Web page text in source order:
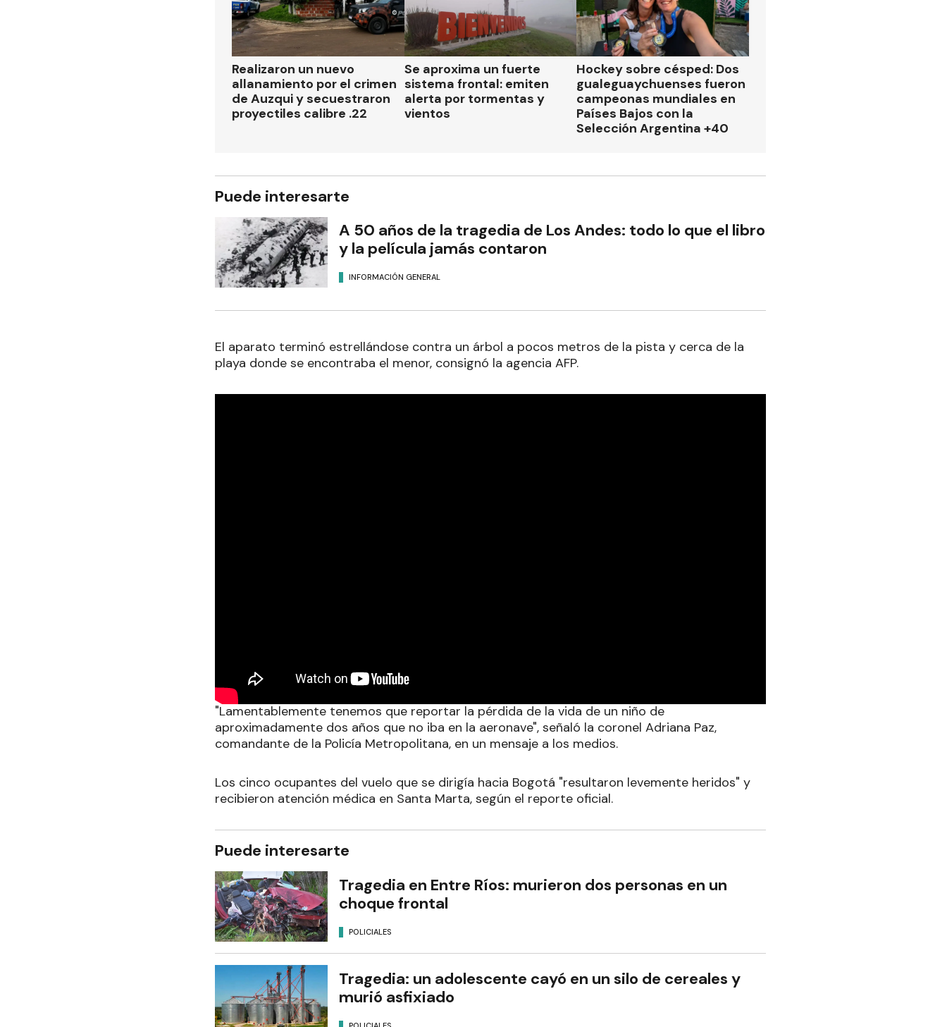
Realizaron un nuevo
allanamiento por el crimen
de Auzqui y secuestraron
proyectiles calibre .22
Se aproxima un fuerte
sistema frontal: emiten
alerta por tormentas y
vientos
Hockey sobre césped: Dos
gualeguaychuenses fueron
campeonas mundiales en
Países Bajos con la
Selección Argentina +40
Puede interesarte
A 50 años de la tragedia de Los Andes: todo lo que el libro
y la película jamás contaron
INFORMACIÓN GENERAL
El aparato terminó estrellándose contra un árbol a pocos metros de la pista y cerca de la
playa donde se encontraba el menor, consignó la agencia AFP.
"Lamentablemente tenemos que reportar la pérdida de la vida de un niño de
aproximadamente dos años que no iba en la aeronave", señaló la coronel Adriana Paz,
comandante de la Policía Metropolitana, en un mensaje a los medios.
Los cinco ocupantes del vuelo que se dirigía hacia Bogotá "resultaron levemente heridos" y
recibieron atención médica en Santa Marta, según el reporte oficial.
Puede interesarte
Tragedia en Entre Ríos: murieron dos personas en un
choque frontal
POLICIALES
Tragedia: un adolescente cayó en un silo de cereales y
murió asfixiado